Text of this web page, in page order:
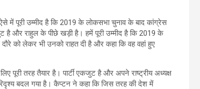
में पूरी उम्‍मीद है कि 2019 के लाेकसभा चुनाव के बाद कांग्रेस
है और राहुल के पीछे खड़ी है। हमें पूरी उम्‍मीद है कि 2019 के
को लेकर भी उनको राहत दी है और कहा कि वह वहां हुए
पूरी तरह तैयार है। पार्टी एकजुट है और अपने राष्‍ट्रीय अध्‍यक्ष
बदल गया है। कैप्‍टन ने कहा किजिस तरह की देश में